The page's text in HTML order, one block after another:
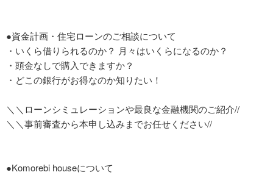
●資金計画・住宅ローンのご相談について
・いくら借りられるのか？ 月々はいくらになるのか？
・頭金なしで購入できますか？
・どこの銀行がお得なのか知りたい！
＼＼ローンシミュレーションや最良な金融機関のご紹介//
＼＼事前審査から本申し込みまでお任せください//
●Komorebi houseについて